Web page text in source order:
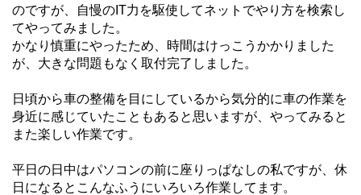
のですが、自慢のIT力を駆使してネットでやり方を検索し
てやってみました。
かなり慎重にやったため、時間はけっこうかかりました
が、大きな問題もなく取付完了しました。
日頃から車の整備を目にしているから気分的に車の作業を
身近に感じていたこともあると思いますが、やってみると
また楽しい作業です。
平日の日中はパソコンの前に座りっぱなしの私ですが、休
日になるとこんなふうにいろいろ作業してます。